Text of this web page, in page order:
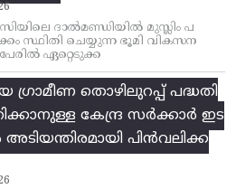
ദാൽമണ്ഡിയിൽ മുസ്ലിം പ
സ്ഥിതി ചെയ്യുന്ന ഭൂമി വികസന
ഏറ്റെടുക്ക
ഗ്രാമീണ തൊഴിലുറപ്പ്‌ പദ്ധതി
കേന്ദ്ര സര്‍ക്കാര്‍ ഇട
പിന്‍വലിക്ക